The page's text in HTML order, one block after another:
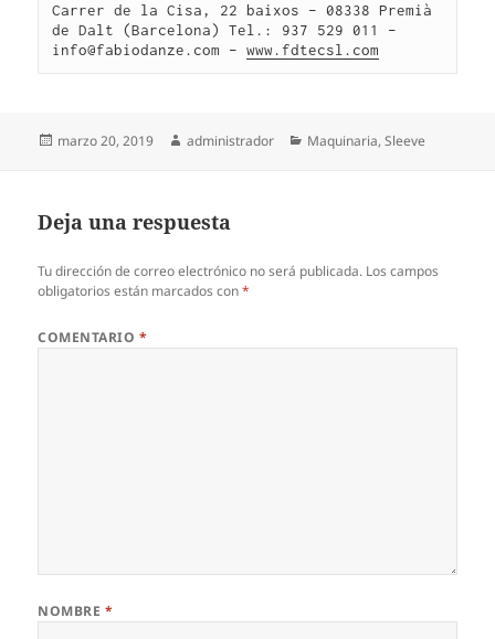
Carrer de la Cisa, 22 baixos – 08338 Premià
de Dalt (Barcelona) Tel.: 937 529 011 –
info@fabiodanze.com – www.fdtecsl.com
Publicado
marzo 20, 2019 Autor
administrador Categorías
Maquinaria,Sleeve
Deja una respuesta
Tu dirección de correo electrónico no será publicada. Los campos
obligatorios están marcados con*
COMENTARIO *
NOMBRE *